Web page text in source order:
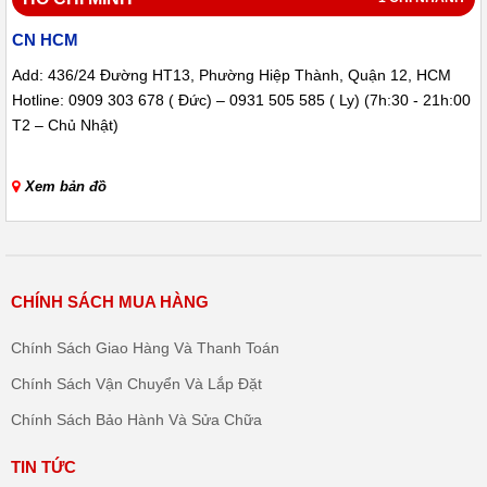
- Bảo hành 6 tháng
- 1 đổi 1 trong 15 ngày sử dụng ( lỗi kĩ thuật)
- Hỗ trợ trọn đời
- Chăm sóc khách hàng 24/24
Thông tin liên hệ:
Địa chỉ: 64/5/4 Ngô Chí Quốc, P. Bình Chiểu, Thủ Đức,
Website:https://shopmayruachen.com
Facebook: https://www.facebook.com/mayruachensg
CN HCM
Add: 436/24 Đường HT13, Phường Hiệp Thành, Quận 12, HCM
Hotline: 0909 303 678 ( Đức) – 0931 505 585 ( Ly) (7h:30 - 21h:00
T2 – Chủ Nhật)
Xem bản đồ
CHÍNH SÁCH MUA HÀNG
Chính Sách Giao Hàng Và Thanh Toán
Chính Sách Vận Chuyển Và Lắp Đặt
Chính Sách Bảo Hành Và Sửa Chữa
TIN TỨC